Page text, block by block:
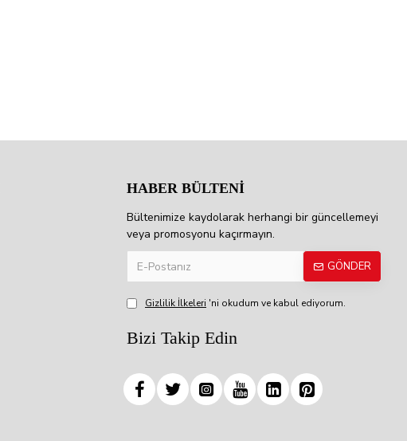
HABER BÜLTENİ
Bültenimize kaydolarak herhangi bir güncellemeyi
veya promosyonu kaçırmayın.
GÖNDER
Gizlilik İlkeleri 'ni okudum ve kabul ediyorum.
Bizi Takip Edin